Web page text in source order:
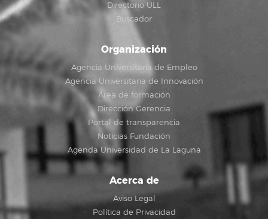
Directorio ULL
Buscador
Organización
Agencia Universitaria de Empleo
Agencia Universitaria de Innovación
Área de formación
Dirección Gerencia
Portal de transparencia
Noticias Fundación
Agenda Universidad de La Laguna
Acerca de
Aviso Legal
Política de Privacidad